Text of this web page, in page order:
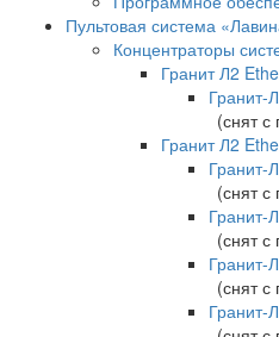
Пультовая система
Концентраторы
Гранит Л2
Гранит-
(снят с
Гранит Л2
Гранит-
(снят с
Гранит-
(снят с
Гранит-
(снят с
Гранит-